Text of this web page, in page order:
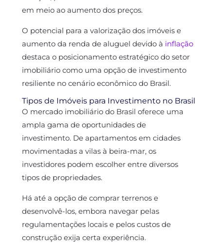
em meio ao aumento dos preços.
O potencial para a valorização dos imóveis e
aumento da renda de aluguel devido à inflação
destaca o posicionamento estratégico do setor
imobiliário como uma opção de investimento
resiliente no cenário econômico do Brasil.
Tipos de Imóveis para Investimento no Brasil
O mercado imobiliário do Brasil oferece uma
ampla gama de oportunidades de
investimento. De apartamentos em cidades
movimentadas a vilas à beira-mar, os
investidores podem escolher entre diversos
tipos de propriedades.
Há até a opção de comprar terrenos e
desenvolvê-los, embora navegar pelas
regulamentações locais e pelos custos de
construção exija certa experiência.